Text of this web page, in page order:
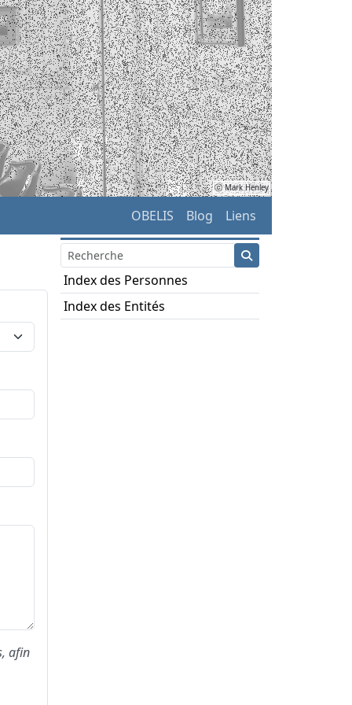
ⓒ Mark Henley
OBELIS Blog Liens
afin
Index des Personnes
Index des Entités